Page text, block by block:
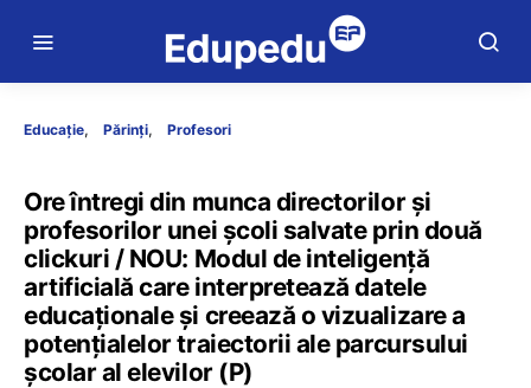
Educație Părinți Profesori
Ore întregi din munca directorilor și
profesorilor unei școli salvate prin două
clickuri / NOU: Modul de inteligență
artificială care interpretează datele
educaționale și creează o vizualizare a
potențialelor traiectorii ale parcursului
școlar al elevilor (P)